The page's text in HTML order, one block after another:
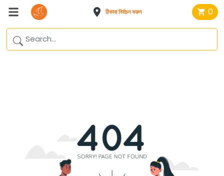
ঠিকানা নির্বাচন করুন 0